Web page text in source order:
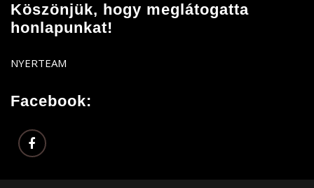
Köszönjük, hogy meglátogatta
honlapunkat!
NYERTEAM
Facebook: